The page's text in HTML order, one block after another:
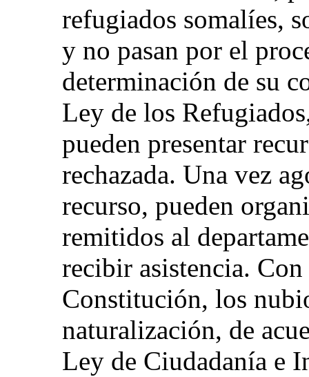
refugiados somalíes,
y no pasan por el
determinación de su
Ley de los
pueden presentar
rechazada. Una vez
recurso, pueden
remitidos al
recibir asistencia.
Constitución, los
naturalización, de
Ley de Ciudadanía e